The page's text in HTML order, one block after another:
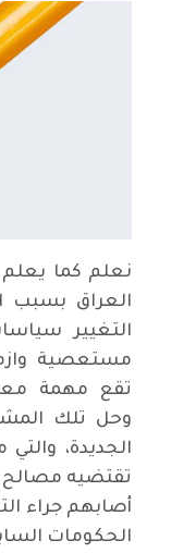
نعلم كما يعلم
العراق بسبب
التغيير
مستعصية
تقع مهمة
وحل تلك
الجديدة،
تقتضيه مصالح
أصابهم جراء
الحكومات